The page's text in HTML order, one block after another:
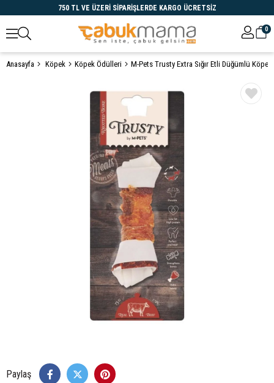
750 TL VE ÜZERİ SİPARİŞLERDE KARGO ÜCRETSİZ
0
Anasayfa Köpek Köpek Ödülleri
Paylaş
Öne Çıkanlar